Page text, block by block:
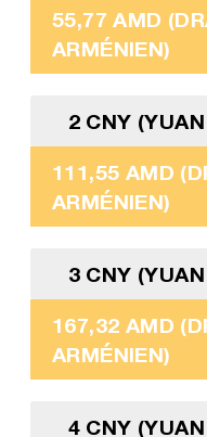
55,77 AMD
ARMÉNIEN)
2 CNY
111,55 AMD
ARMÉNIEN)
3 CNY
167,32 AMD
ARMÉNIEN)
4 CNY